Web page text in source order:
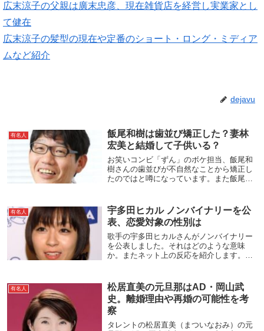
広末涼子の父親は廣末忠彦、現在雑貨店を経営し実業家とし
て健在
広末涼子の髪型の現在や定番のショート・ロング・ミディア
ムなど紹介
dejavu
有名人
飯尾和樹は歯並び矯正した？妻林
宏美と結婚して子供いる？
お笑いコンビ「ずん」のボケ担当、飯尾和
樹さんの歯並びが不自然なことから矯正し
たのではと噂になっています。また飯尾和
どまとめました。
有名人
宇多田ヒカル ノンバイナリーを公
表、恋愛対象の性別は
歌手の宇多田ヒカルさんがノンバイナリー
を公表しました。それはどのような意味
か。またネット上の反応を紹介します。そ
田ヒカルのInstagram@kuma_power、...
有名人
松居直美の元旦那はAD・岡山武
史。離婚理由や再婚の可能性を考
察
タレントの松居直美（まついなおみ）の元